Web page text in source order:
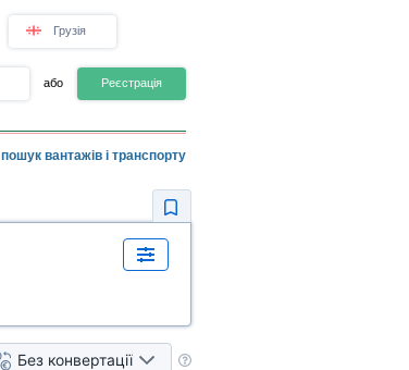
Грузія
або Реєстрація
пошук вантажів і транспорту
Без конвертації